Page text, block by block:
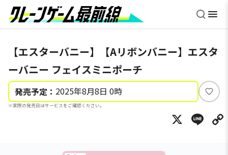
【エスターバニー】【Aリボンバニー】エスタ
ーバニー フェイスミニポーチ
発売予定： 2025年8月8日 0時
※実際の発売日はサービスをご確認ください。
い
ね
X